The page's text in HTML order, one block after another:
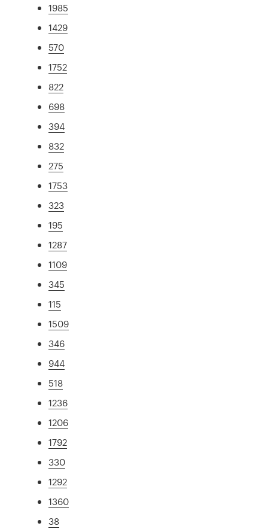
1985
1429
570
1752
822
698
394
832
275
1753
323
195
1287
1109
345
115
1509
346
944
518
1236
1206
1792
330
1292
1360
38